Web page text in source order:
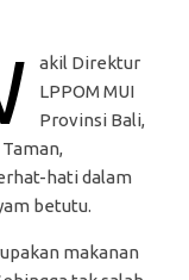
akil Direktur
LPPOM MUI
Provinsi Bali,
hati dalam
betutu.
makanan